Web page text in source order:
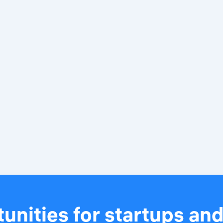
for startups